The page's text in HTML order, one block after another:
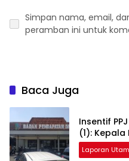
Simpan nama, email,
peramban ini untuk
Baca Juga
Insentif
(1):
Laporan